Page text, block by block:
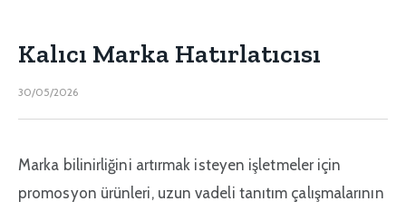
Kalıcı Marka Hatırlatıcısı
30/05/2026
Marka bilinirliğini artırmak isteyen işletmeler için
promosyon ürünleri, uzun vadeli tanıtım çalışmalarının